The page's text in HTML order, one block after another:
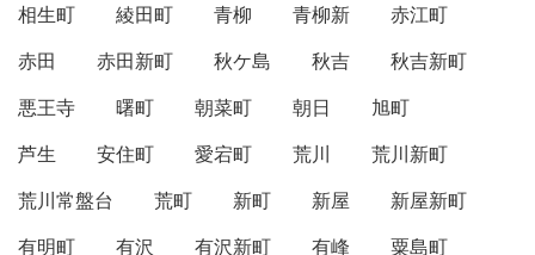
相生町 綾田町 青柳 青柳新
赤江町
赤田
赤田新町 秋ケ島 秋吉
秋吉新町
悪王寺
曙町 朝菜町 朝日
旭町
芦生
安住町 愛宕町 荒川
荒川新町
荒川常盤台
荒町 新町 新屋
新屋新町
有明町
有沢 有沢新町 有峰
粟島町